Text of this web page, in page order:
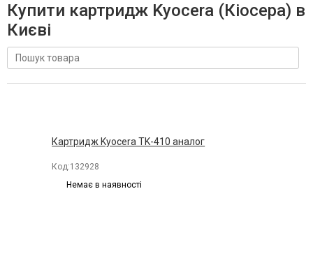
Оригінал
Аналог
Производитель
Integral
IPM
Купити картридж Kyocera (Кіосера) в
Києві
Код:132928
Немає в наявності
Картридж Kyocera TK-410 аналог